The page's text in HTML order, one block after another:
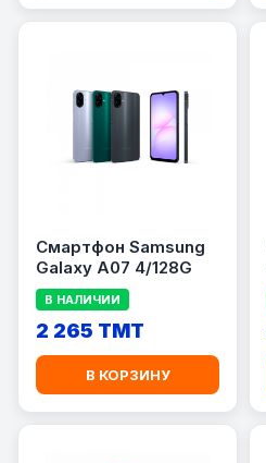
Смартфон Samsung
Galaxy A07 4/128G
В НАЛИЧИИ
2 265 TMT
В КОРЗИНУ